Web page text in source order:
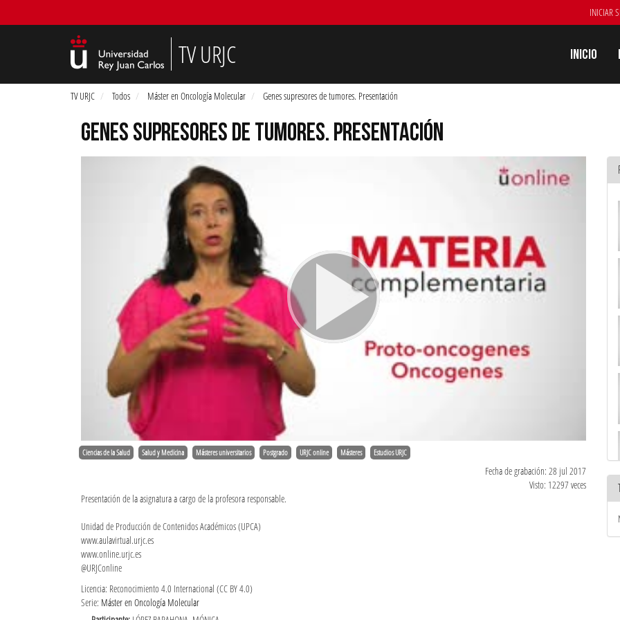
INICIAR
TV URJC Inicio
TV URJC Todos Máster en Oncología Molecular Genes supresores de tumores. Presentación
GENES SUPRESORES DE TUMORES. PRESENTACIÓN
Ciencias de la Salud Salud y Medicina Másteres universitarios Postgrado URJC online Másteres Estudios URJC
Fecha de grabación: 28 jul 2017
Visto: 12297 veces
Presentación de la asignatura a cargo de la profesora responsable.
Unidad de Producción de Contenidos Académicos (UPCA)
www.aulavirtual.urjc.es
www.online.urjc.es
@URJConline
Licencia: Reconocimiento 4.0 Internacional (CC BY 4.0)
Serie: Máster en Oncología Molecular